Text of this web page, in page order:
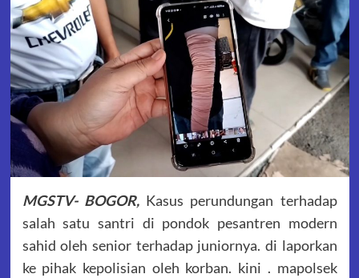
MGSTV- BOGOR, Kasus perundungan terhadap
salah satu santri di pondok pesantren modern
sahid oleh senior terhadap juniornya. di laporkan
ke pihak kepolisian oleh korban. kini . mapolsek